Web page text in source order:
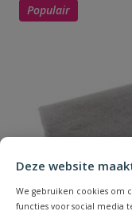
Deze website
We gebruiken cookies om
functies voor social media
Installatiediepte
Installatiediepte
zwaar verkeer
Uw waardering:
Samenvatting
Populair